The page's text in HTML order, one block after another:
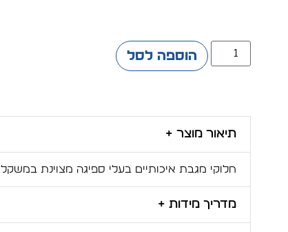
הוספה לסל
תיאור מוצר +
חלוקי מגבת איכותיים בעלי ספיגה מצוינת במשקל 350 גרם למ"ר.
מדריך מידות +